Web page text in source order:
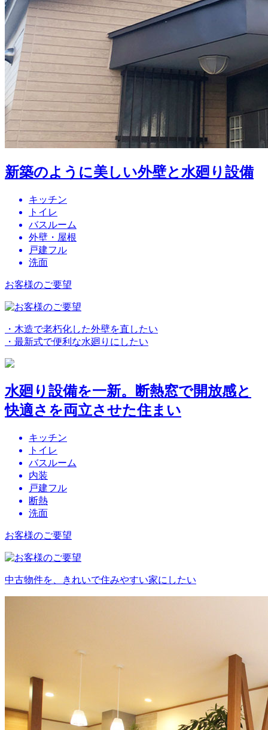
新築のように美しい外壁と水廻り設備
キッチン
トイレ
バスルーム
外壁・屋根
戸建フル
洗面
お客様のご要望
・木造で老朽化した外壁を直したい
・最新式で便利な水廻りにしたい
水廻り設備を一新。断熱窓で開放感と
快適さを両立させた住まい
キッチン
トイレ
バスルーム
内装
戸建フル
断熱
洗面
お客様のご要望
中古物件を、きれいで住みやすい家にしたい